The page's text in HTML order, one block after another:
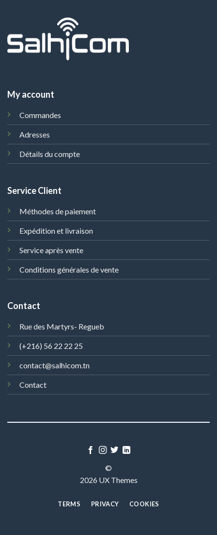
My account
Commandes
Adresses
Détails du compte
Service Client
Méthodes de paiement
Expédition et livraison
Service après vente
Conditions générales de vente
Contact
Rue des Martyrs- Regueb
(+216) 56 22 22 25
contact@salhicom.tn
Contact
©
2026 UX Themes
TERMS PRIVACY COOKIES